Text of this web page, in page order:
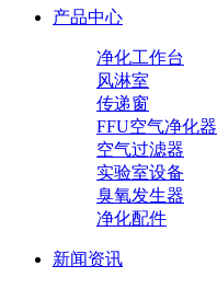
产品中心
净化工作台
风淋室
传递窗
FFU空气净化器
空气过滤器
实验室设备
臭氧发生器
净化配件
新闻资讯